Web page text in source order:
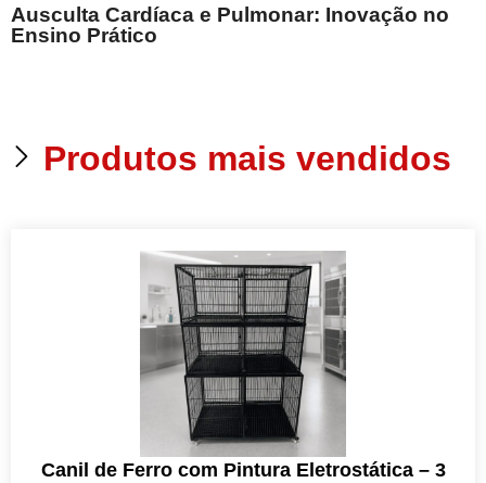
Ausculta Cardíaca e Pulmonar: Inovação no
Ensino Prático
Produtos mais vendidos
Canil de Ferro com Pintura Eletrostática – 3